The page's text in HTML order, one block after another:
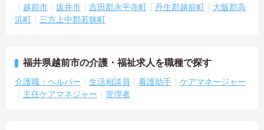
越前市
坂井市 吉田郡永平寺町 丹生郡越前町
大飯郡高
浜町
三方上中郡若狭町
福井県越前市の介護・福祉求人を職種で探す
介護職・ヘルパー 生活相談員 看護助手
ケアマネージャー
主任ケアマネジャー
管理者